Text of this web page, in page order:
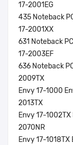
17-2001EG
435 Noteback
17-2001XX
631 Noteback
17-2003EF
636 Noteback
2009TX
Envy 17-1000
2013TX
Envy 17-
2070NR
Envy 17-